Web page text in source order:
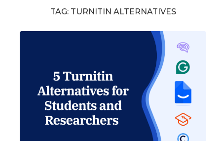
TAG: TURNITIN ALTERNATIVES